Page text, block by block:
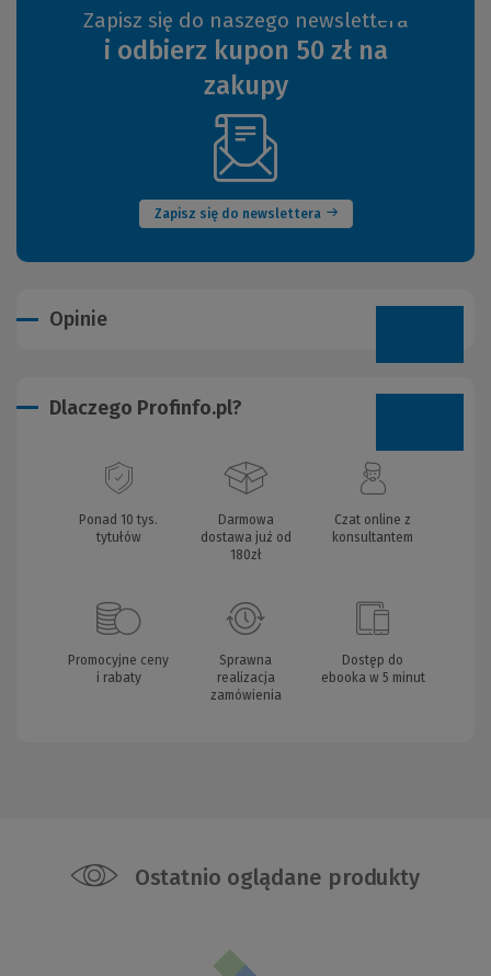
Zapisz się do naszego newslettera
i odbierz kupon 50 zł na
zakupy
Zapisz się do newslettera
(Nowe
okno)
Opinie
Dlaczego Profinfo.pl?
Ponad 10 tys.
tytułów
Darmowa
dostawa już od
180zł
Czat online z
konsultantem
Promocyjne ceny
i rabaty
Sprawna
realizacja
zamówienia
Dostęp do
ebooka w 5 minut
Ostatnio oglądane produkty